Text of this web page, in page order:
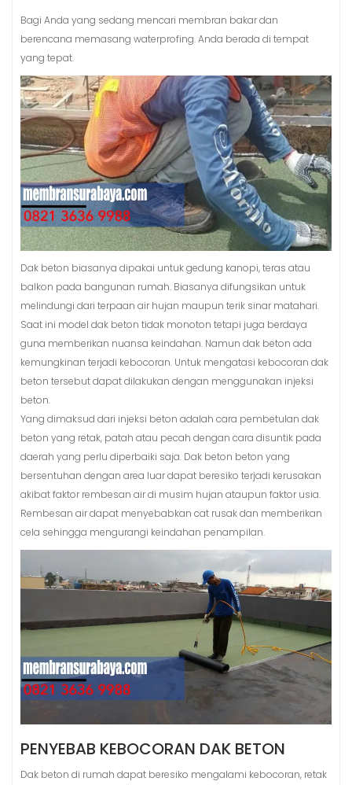
Bagi Anda yang sedang mencari membran bakar dan
berencana memasang waterprofing. Anda berada di tempat
yang tepat.
Dak beton biasanya dipakai untuk gedung kanopi, teras atau
balkon pada bangunan rumah. Biasanya difungsikan untuk
melindungi dari terpaan air hujan maupun terik sinar matahari.
Saat ini model dak beton tidak monoton tetapi juga berdaya
guna memberikan nuansa keindahan. Namun dak beton ada
kemungkinan terjadi kebocoran. Untuk mengatasi kebocoran dak
beton tersebut dapat dilakukan dengan menggunakan injeksi
beton.
Yang dimaksud dari injeksi beton adalah cara pembetulan dak
beton yang retak, patah atau pecah dengan cara disuntik pada
daerah yang perlu diperbaiki saja. Dak beton beton yang
bersentuhan dengan area luar dapat beresiko terjadi kerusakan
akibat faktor rembesan air di musim hujan ataupun faktor usia.
Rembesan air dapat menyebabkan cat rusak dan memberikan
cela sehingga mengurangi keindahan penampilan.
PENYEBAB KEBOCORAN DAK BETON
Dak beton di rumah dapat beresiko mengalami kebocoran, retak